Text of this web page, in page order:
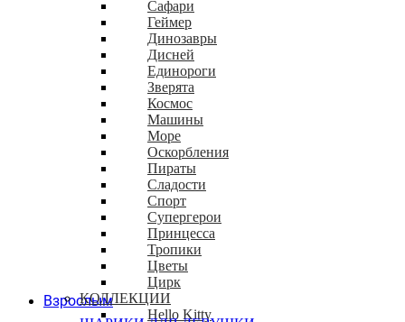
Взрослым
Сафари
Геймер
Динозавры
Дисней
Единороги
Зверята
Космос
Машины
Море
Оскорбления
Пираты
Сладости
Спорт
Супергерои
Принцесса
Тропики
Цветы
Цирк
КОЛЛЕКЦИИ
Hello Kitty